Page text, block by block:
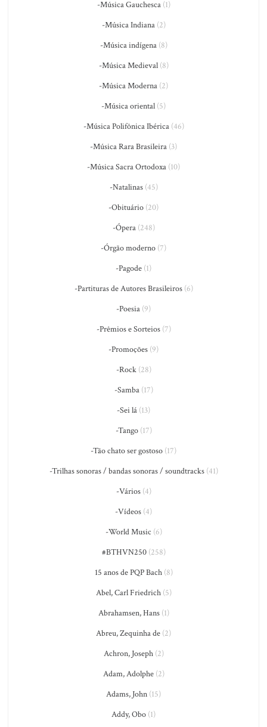
-Música Gauchesca(1)
-Música Indiana(2)
-Música indígena(8)
-Música Medieval(8)
-Música Moderna (2)
-Música oriental (5)
-Música Polifônica Ibérica(46)
-Música Rara Brasileira (3)
-Música Sacra Ortodoxa (10)
-Natalinas(45)
-Obituário (20)
-Ópera(248)
-Órgão moderno (7)
-Pagode (1)
-Partituras de Autores Brasileiros(6)
-Poesia (9)
-Prêmios e Sorteios(7)
-Promoções (9)
-Rock(28)
-Samba(17)
-Sei lá (13)
-Tango(17)
-Tão chato ser gostoso (17)
-Trilhas sonoras / bandas sonoras / soundtracks(41)
-Vários(4)
-Vídeos (4)
-World Music (6)
#BTHVN250(258)
15 anos de PQP Bach(8)
Abel, Carl Friedrich(5)
Abrahamsen, Hans(1)
Abreu, Zequinha de (2)
Achron, Joseph(2)
Adam, Adolphe(2)
Adams, John (15)
Addy, Obo (1)